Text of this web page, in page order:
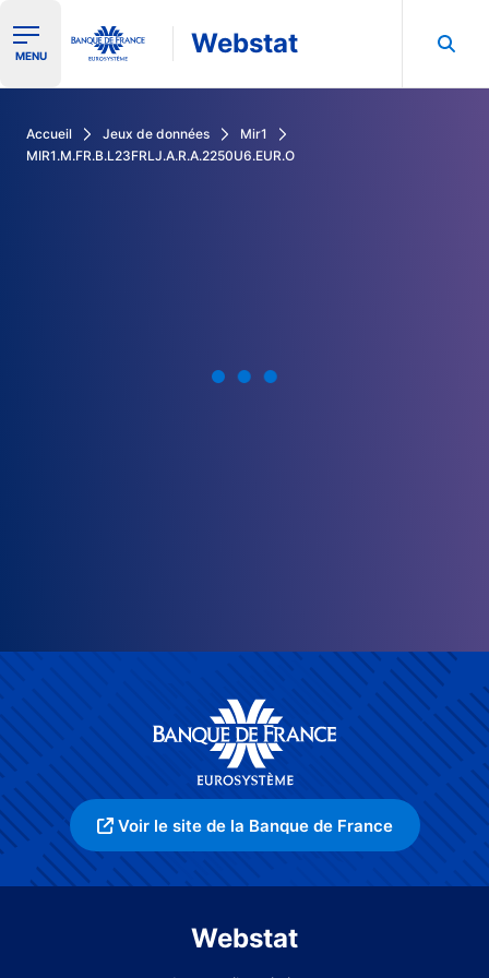
Ouvrir le menu de navigation
MENU Webstat
Accueil Jeux de données
Mir1
MIR1.M.FR.B.L23FRLJ.A.R.A.2250U6.EUR.O
Voir le site de la Banque de France
Webstat